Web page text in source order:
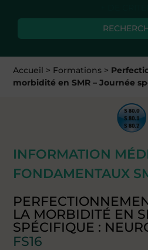
Accueil > Formations >
morbidité en SMR – Journée
INFORMATION
FONDAMENTAUX
LA MORBIDITÉ EN
SPÉCIFIQUE :
FS16